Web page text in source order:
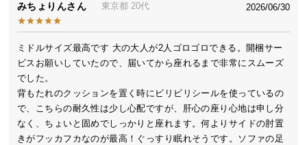
送
料
に
つ
い
て
大
型
みちょりん 東京都 20代 2026/06/30
ミドルサイズ最高です 大の大人が2人ゴロゴロできる。開梱サー
ビスお願いしていたので、届いてから座れるまで非常にスムーズ
でした。
背もたれのクッションを置く時にビリビリシールを使っているの
で、こちらの耐久性は少し心配ですが、肝心の座り心地は申し分
なく、ちょいと固めでしっかりと座れます。何よりサイドの肘置
きがフッカフカなのが最高！ぐっすり眠れそうです。ソファの足